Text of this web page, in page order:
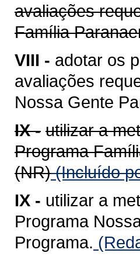
avaliações
Família
VIII - adotar os
avaliações
Nossa Gente
IX - utilizar a
Programa
(NR)(Incluído
IX - utilizar a
Programa
Programa.